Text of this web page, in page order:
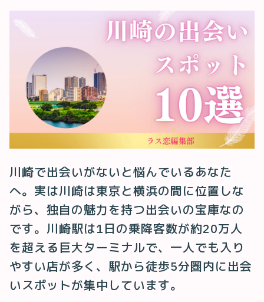
川崎で出会いがないと悩んでいるあなた
へ。実は川崎は東京と横浜の間に位置しな
がら、独自の魅力を持つ出会いの宝庫なの
です。川崎駅は1日の乗降客数が約20万人
を超える巨大ターミナルで、一人でも入り
やすい店が多く、駅から徒歩5分圏内に出会
いスポットが集中しています。